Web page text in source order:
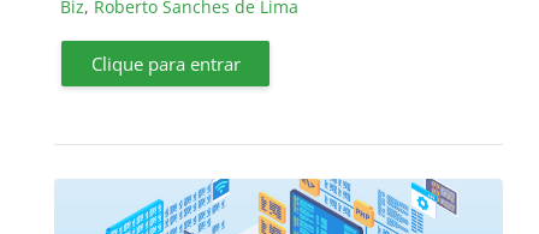
Biz, Roberto Sanches de Lima
Clique para entrar